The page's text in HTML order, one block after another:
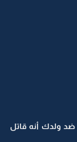
ولدك أنه قاتل